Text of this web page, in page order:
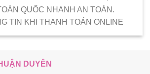
QUỐC NHANH AN TOÀN.
TIN KHI THANH TOÁN ONLINE
DUYÊN